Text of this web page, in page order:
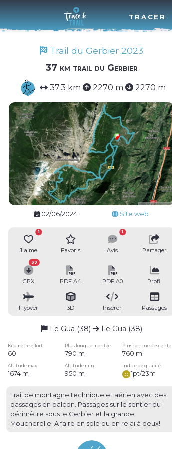
TRACER
Trail du Gerbier 2023
37 km trail du Gerbier
37.3 km 2270 m 2270 m
02/06/2024 Site web
J'aime
1
Favoris Avis
1
Partager
GPX
39
PDF A4 PDF A0 Profil
Flyover 3D Insérer Passages
Le Gua (38) Le Gua (38)
Kilomètre effort Plus longue montée Plus longue descente
60 790 m 760 m
Altitude max Altitude min Indice de qualité
1674 m 950 m 1pt/23m
Trail de montagne technique et aérien avec des
passages en balcon. Passages sur le sentier du
périmètre sous le Gerbier et la grande
Moucherolle. A faire en solo ou en relai à deux!